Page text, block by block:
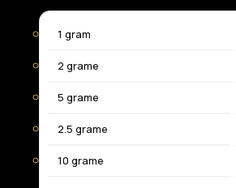
1 gram
2 grame
5 grame
2.5 grame
10 grame